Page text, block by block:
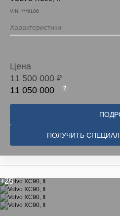
VIN: ***9106
Характеристики
Цена
11 500 000 ₽
11 050 000
ПОЛУЧИТЬ
+26